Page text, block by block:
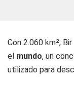
Con 2.060 km²,
el mundo, un
utilizado para